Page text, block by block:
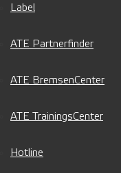
Label
ATE Partnerfinder
ATE BremsenCenter
ATE TrainingsCenter
Hotline